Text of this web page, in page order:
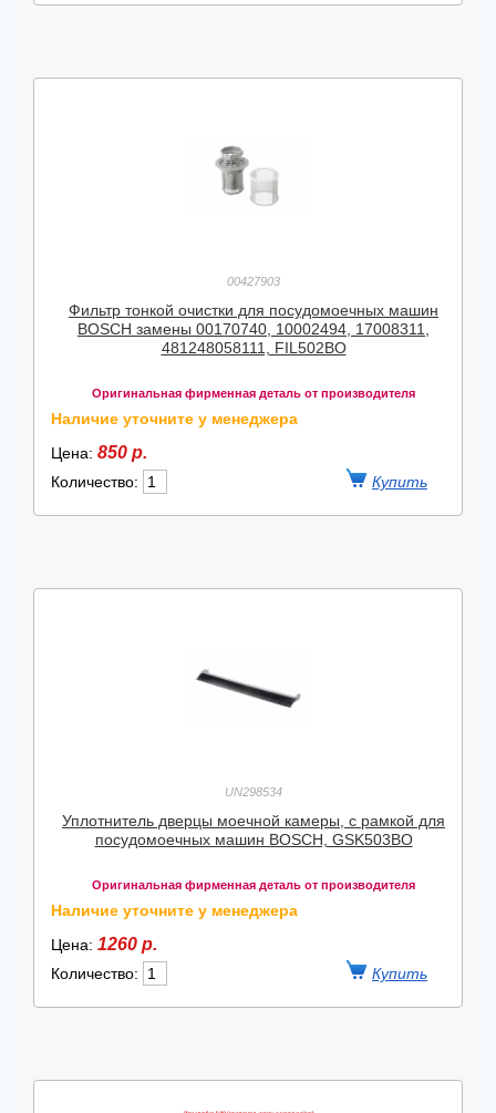
00427903
Фильтр тонкой очистки для посудомоечных машин
BOSCH замены 00170740, 10002494, 17008311,
481248058111, FIL502BO
Оригинальная фирменная деталь от производителя
Наличие уточните у менеджера
Цена: 850 р.
Количество:
UN298534
Уплотнитель дверцы моечной камеры, с рамкой для
посудомоечных машин BOSCH, GSK503BO
Оригинальная фирменная деталь от производителя
Наличие уточните у менеджера
Цена: 1260 р.
Количество: